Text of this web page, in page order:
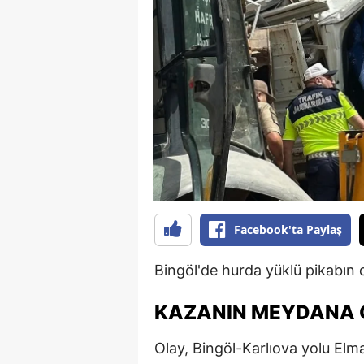
Facebook'ta Paylaş
Bingöl'de hurda yüklü pikabın
KAZANIN MEYDANA
Olay, Bingöl-Karlıova yolu